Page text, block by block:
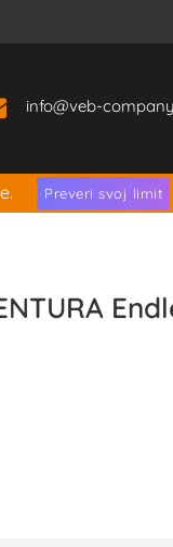
info veb-
Preveri svoj limit